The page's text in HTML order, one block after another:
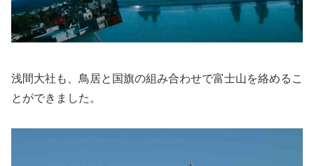
浅間大社も、鳥居と国旗の組み合わせで富士山を絡めるこ
とができました。